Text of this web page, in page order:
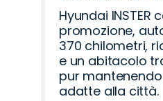
Hyundai INSTER
promozione,
370 chilometri,
e un abitacolo
pur
adatte alla città.